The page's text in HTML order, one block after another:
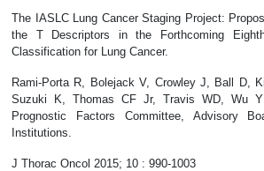
The IASLC Lung Cancer Staging Project:
the T Descriptors in the Forthcoming
Classification for Lung Cancer.
Rami-Porta R, Bolejack V, Crowley J, Ball D,
Suzuki K, Thomas CF Jr, Travis WD, Wu
Prognostic Factors Committee, Advisory
Institutions.
J Thorac Oncol 2015; 10 : 990-1003